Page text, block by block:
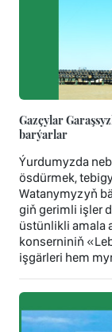
Gazçylar
barýarlar
Ýurdumyzda
ösdürmek,
Watanymyzyň
giň gerimli işler
üstünlikli amala
konserniniň
işgärleri hem